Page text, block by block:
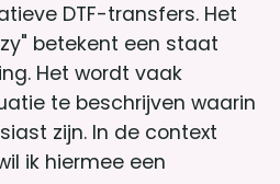
DTF-transfers. Het
betekent een staat
Het wordt vaak
te beschrijven waarin
zijn. In de context
ik hiermee een